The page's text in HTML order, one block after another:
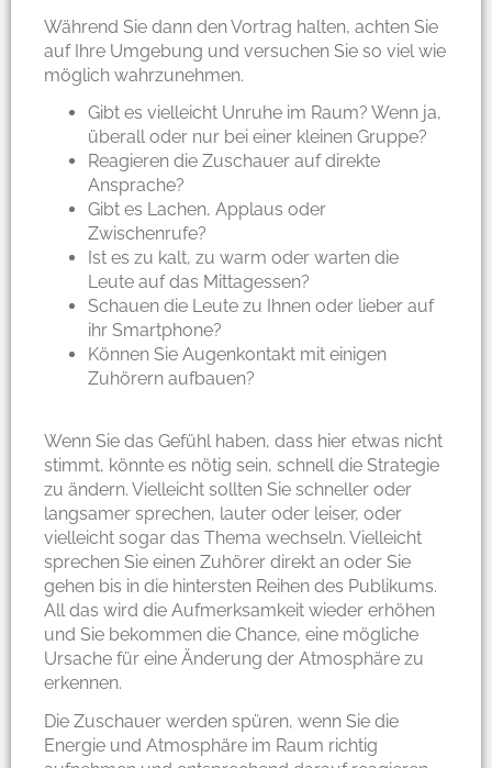
Während Sie dann den Vortrag halten, achten Sie
auf Ihre Umgebung und versuchen Sie so viel wie
möglich wahrzunehmen.
Gibt es vielleicht Unruhe im Raum? Wenn ja,
überall oder nur bei einer kleinen Gruppe?
Reagieren die Zuschauer auf direkte
Ansprache?
Gibt es Lachen, Applaus oder
Zwischenrufe?
Ist es zu kalt, zu warm oder warten die
Leute auf das Mittagessen?
Schauen die Leute zu Ihnen oder lieber auf
ihr Smartphone?
Können Sie Augenkontakt mit einigen
Zuhörern aufbauen?
Wenn Sie das Gefühl haben, dass hier etwas nicht
stimmt, könnte es nötig sein, schnell die Strategie
zu ändern. Vielleicht sollten Sie schneller oder
langsamer sprechen, lauter oder leiser, oder
vielleicht sogar das Thema wechseln. Vielleicht
sprechen Sie einen Zuhörer direkt an oder Sie
gehen bis in die hintersten Reihen des Publikums.
All das wird die Aufmerksamkeit wieder erhöhen
und Sie bekommen die Chance, eine mögliche
Ursache für eine Änderung der Atmosphäre zu
erkennen.
Die Zuschauer werden spüren, wenn Sie die
Energie und Atmosphäre im Raum richtig